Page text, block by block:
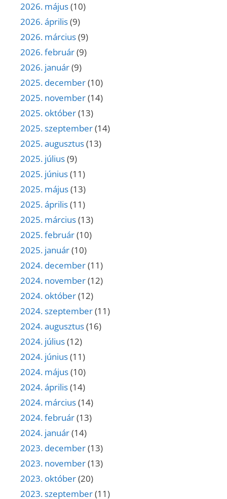
2026. május(10)
2026. április(9)
2026. március(9)
2026. február(9)
2026. január(9)
2025. december(10)
2025. november(14)
2025. október(13)
2025. szeptember(14)
2025. augusztus(13)
2025. július(9)
2025. június(11)
2025. május(13)
2025. április(11)
2025. március(13)
2025. február(10)
2025. január(10)
2024. december(11)
2024. november(12)
2024. október(12)
2024. szeptember(11)
2024. augusztus(16)
2024. július(12)
2024. június(11)
2024. május(10)
2024. április(14)
2024. március(14)
2024. február(13)
2024. január(14)
2023. december(13)
2023. november(13)
2023. október(20)
2023. szeptember(11)